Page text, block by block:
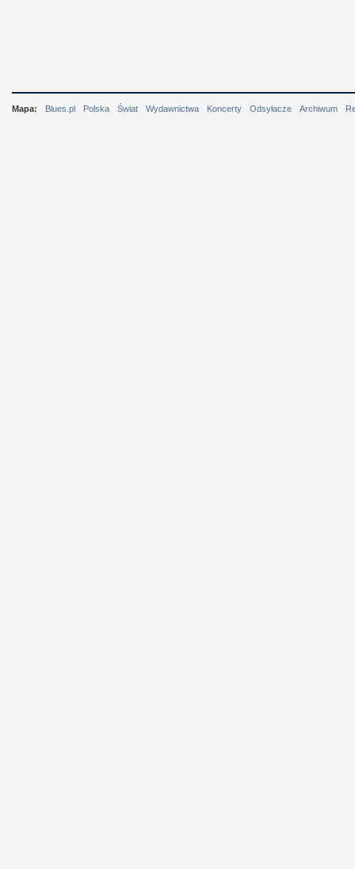
Mapa: Blues.pl Polska Świat Wydawnictwa Koncerty Odsyłacze Archiwum